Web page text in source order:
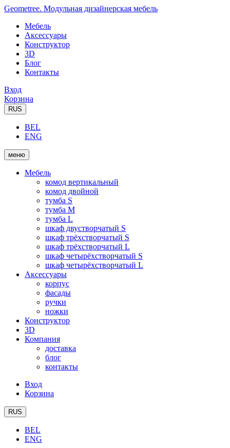
Geometree. Модульная дизайнерская мебель
Мебель
Аксессуары
Конструктор
3D
Блог
Контакты
Вход
Корзина
RUS
BEL
ENG
меню
Мебель
комод вертикальный
комод двойной
тумба S
тумба M
тумба L
шкаф двустворчатый S
шкаф трёхстворчатый S
шкаф трёхстворчатый L
шкаф четырёхстворчатый S
шкаф четырёхстворчатый L
Аксессуары
корпус
фасады
ручки
ножки
Конструктор
3D
Компания
доставка
блог
контакты
Вход
Корзина
RUS
BEL
ENG